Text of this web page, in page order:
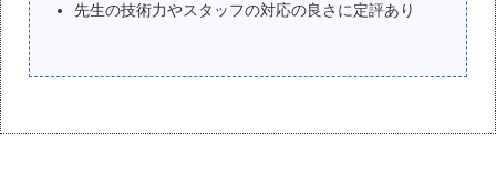
先生の技術力やスタッフの対応の良さに定評あり